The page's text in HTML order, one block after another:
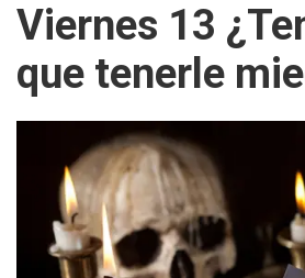
Viernes 13
que tenerle